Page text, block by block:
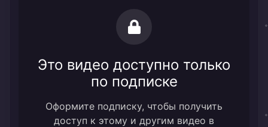
Это видео доступно только
по подписке
Оформите подписку, чтобы получить
доступ к этому и другим видео в